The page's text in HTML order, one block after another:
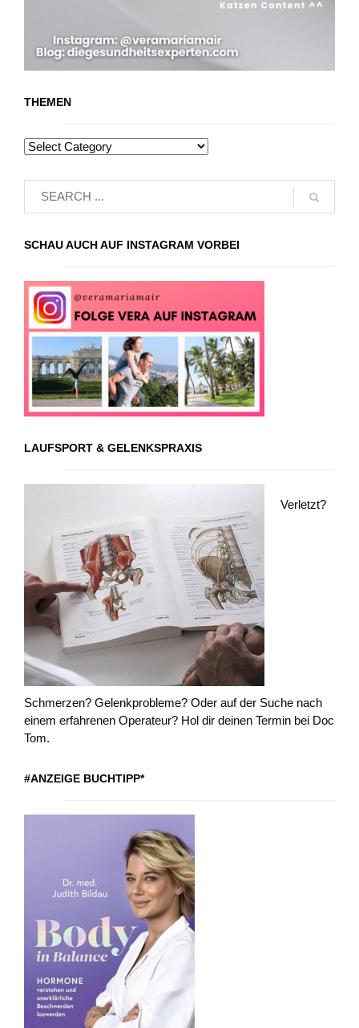
THEMEN
SCHAU AUCH AUF INSTAGRAM VORBEI
LAUFSPORT & GELENKSPRAXIS
Verletzt?
Schmerzen? Gelenkprobleme? Oder auf der Suche nach
einem erfahrenen Operateur? Hol dir deinen Termin bei Doc
Tom.
#ANZEIGE BUCHTIPP*